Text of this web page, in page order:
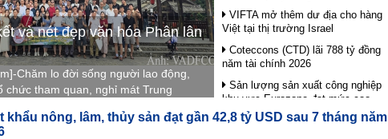
và nét đẹp văn hóa Phân lân
Chăm lo đời sống người lao động,
chức tham quan, nghỉ mát Trung
VIFTA mở thêm dư địa cho hàng
Việt tại thị trường Israel
Coteccons (CTD) lãi 788 tỷ đồng
năm tài chính 2026
Sản lượng sản xuất công nghiệp
khu vực Eurozone đạt mức cao
nhất trong gần 4 năm rưỡi
khẩu nông, lâm, thủy sản đạt gần 42,8 tỷ USD sau 7 tháng năm